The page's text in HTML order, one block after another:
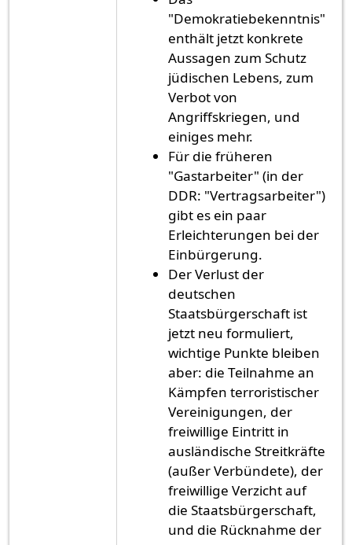
"Demokratiebekenntnis"
enthält jetzt konkrete
Aussagen zum Schutz
jüdischen Lebens, zum
Verbot von
Angriffskriegen, und
einiges mehr.
Für die früheren
"Gastarbeiter" (in der
DDR: "Vertragsarbeiter")
gibt es ein paar
Erleichterungen bei der
Einbürgerung.
Der Verlust der
deutschen
Staatsbürgerschaft ist
jetzt neu formuliert,
wichtige Punkte bleiben
aber: die Teilnahme an
Kämpfen terroristischer
Vereinigungen, der
freiwillige Eintritt in
ausländische Streitkräfte
(außer Verbündete), der
freiwillige Verzicht auf
die Staatsbürgerschaft,
und die Rücknahme der